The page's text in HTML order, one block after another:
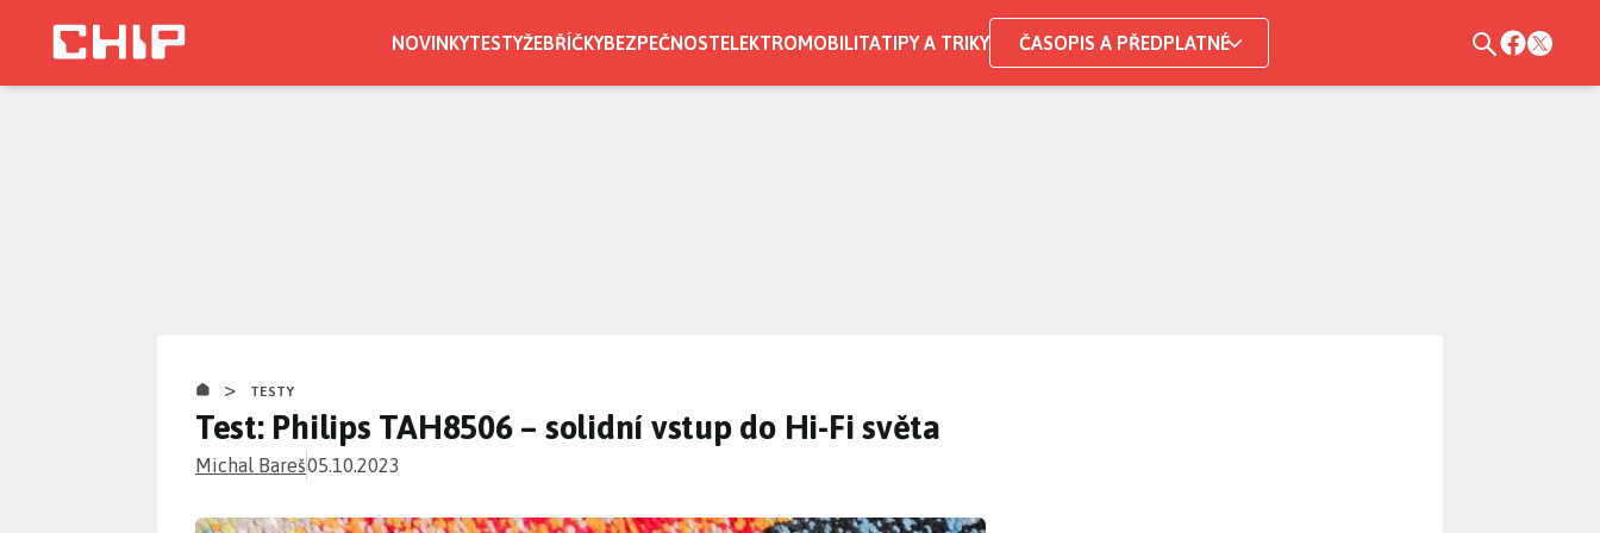
NOVINKYTESTYŽEBŘÍČKYBEZPEČNOSTELEKTROMOBILITATIPY A TRIKY ČASOPIS A PŘEDPLATNÉ
> TESTY
Test: Philips TAH8506 – solidní vstup do Hi-Fi světa
Michal Bareš05.10.2023